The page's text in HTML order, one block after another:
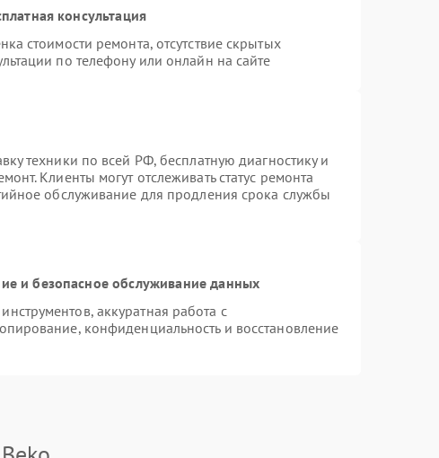
консультация
стоимости ремонта, отсутствие скрытых
по телефону или онлайн на сайте
техники по всей РФ, бесплатную диагностику и
Клиенты могут отслеживать статус ремонта
обслуживание для продления срока службы
и безопасное обслуживание данных
аккуратная работа с
конфиденциальность и восстановление